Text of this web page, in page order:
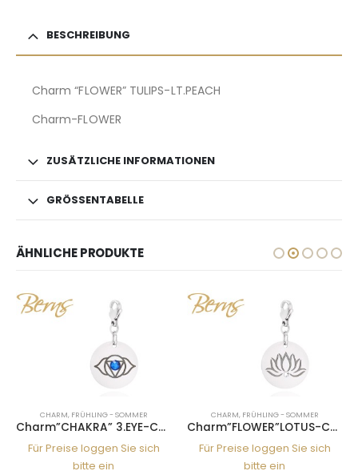
BESCHREIBUNG
Charm “FLOWER” TULIPS-LT.PEACH
Charm-FLOWER
ZUSÄTZLICHE INFORMATIONEN
GRÖSSENTABELLE
ÄHNLICHE PRODUKTE
CHARM, FRÜHLING - SOMMER
Charm”CHAKRA” 3.EYE-CAP.BLU
Für Preise loggen Sie sich
bitte ein
CHARM, FRÜHLING - SOMMER
Charm”FLOWER”LOTUS-CRY
Für Preise loggen Sie sich
bitte ein